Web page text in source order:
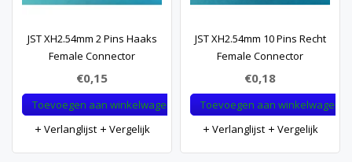
JST XH2.54mm 2 Pins Haaks
Female Connector
€0,15
Toevoegen aan winkelwagen
Verlanglijst
Vergelijk
JST XH2.54mm 10 Pins Recht
Female Connector
€0,18
Toevoegen aan winkelwagen
Verlanglijst
Vergelijk